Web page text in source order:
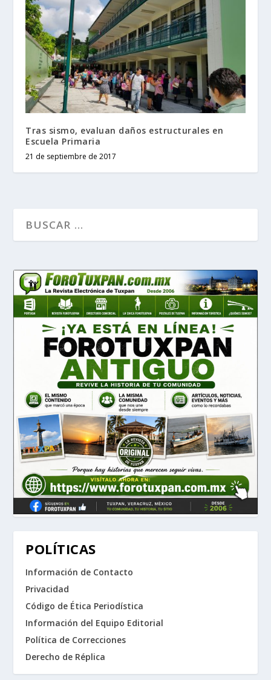
Tras sismo, evaluan daños estructurales en
Escuela Primaria
21 de septiembre de 2017
POLÍTICAS
Información de Contacto
Privacidad
Código de Ética Periodística
Información del Equipo Editorial
Política de Correcciones
Derecho de Réplica